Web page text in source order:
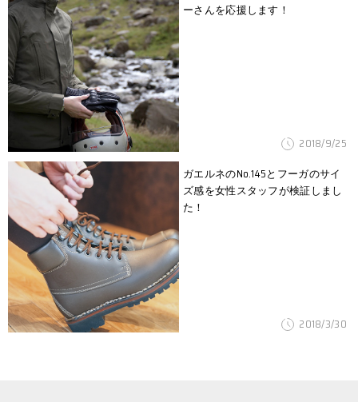
ーさんを応援します！
2018/9/25
ガエルネのNo.145とフーガのサイ
ズ感を女性スタッフが検証しまし
た！
2018/3/30